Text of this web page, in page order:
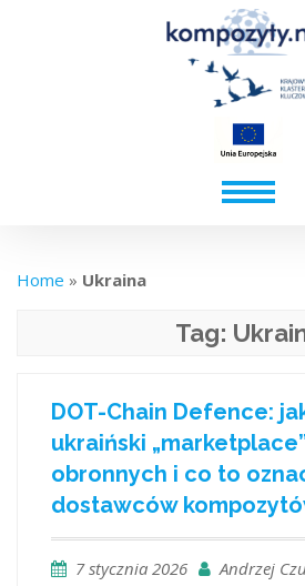
Home » Ukraina
Tag:
DOT-Chain Defence:
ukraiński
obronnych i co to
dostawców
7 stycznia 2026 Andrzej